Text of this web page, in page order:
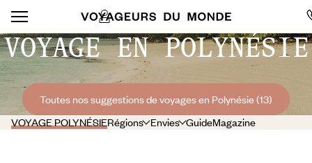
VOYAGE EN POLYNÉSIE
Toutes nos suggestions de voyages en Polynésie (13)
VOYAGE POLYNÉSIERégions Envies GuideMagazine